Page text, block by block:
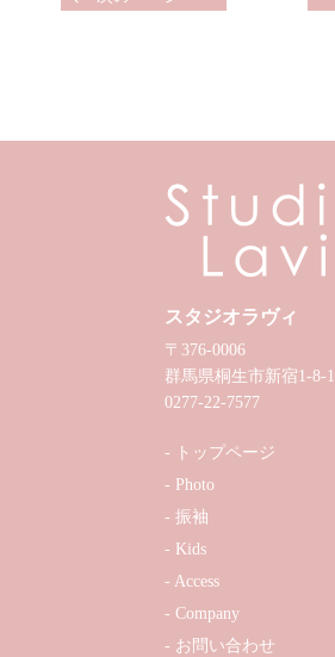
スタジオラヴィ
〒376-0006
群馬県桐生市新宿1-8-1
0277-22-7577
トップページ
Photo
振袖
Kids
Access
Company
お問い合わせ